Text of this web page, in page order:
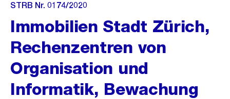
STRB Nr. 0174/2020
Immobilien Stadt Zürich,
Rechenzentren von
Organisation und
Informatik, Bewachung